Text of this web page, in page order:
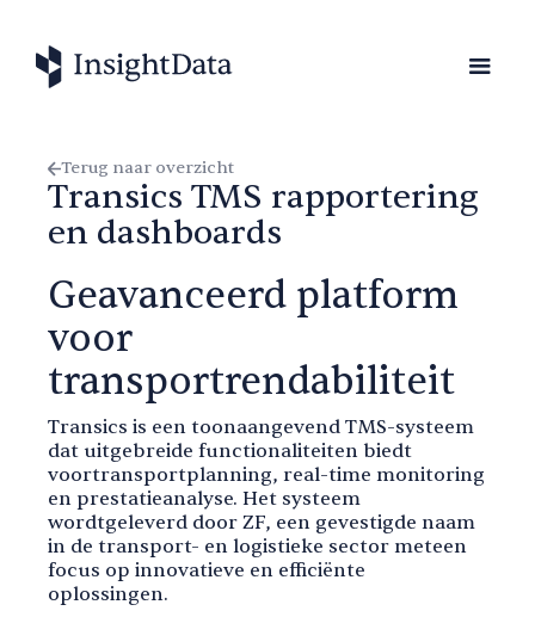
Terug naar overzicht
Transics TMS rapportering
en dashboards
Geavanceerd platform
voor
transportrendabiliteit
Transics is een toonaangevend TMS-systeem
dat uitgebreide functionaliteiten biedt
voortransportplanning, real-time monitoring
en prestatieanalyse. Het systeem
wordtgeleverd door ZF, een gevestigde naam
in de transport- en logistieke sector meteen
focus op innovatieve en efficiënte
oplossingen.